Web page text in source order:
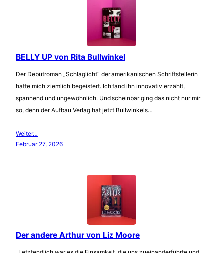
BELLY UP von Rita Bullwinkel
Der Debütroman „Schlaglicht“ der amerikanischen Schriftstellerin
hatte mich ziemlich begeistert. Ich fand ihn innovativ erzählt,
spannend und ungewöhnlich. Und scheinbar ging das nicht nur mir
so, denn der Aufbau Verlag hat jetzt Bullwinkels…
Weiter…
Februar 27, 2026
Der andere Arthur von Liz Moore